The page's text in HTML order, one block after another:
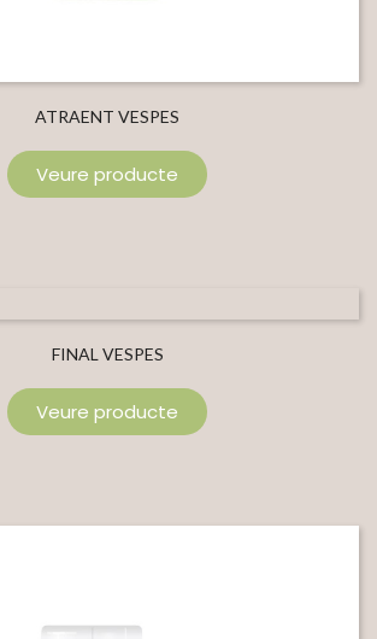
ATRAENT VESPES
Veure producte
FINAL VESPES
Veure producte